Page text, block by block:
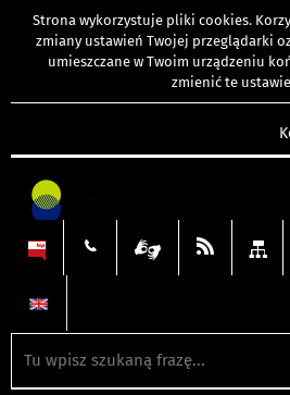
Strona wykorzystuje pliki cookies.
zmiany ustawień Twojej przeglądarki
umieszczane w Twoim urządzeniu
zmienić te